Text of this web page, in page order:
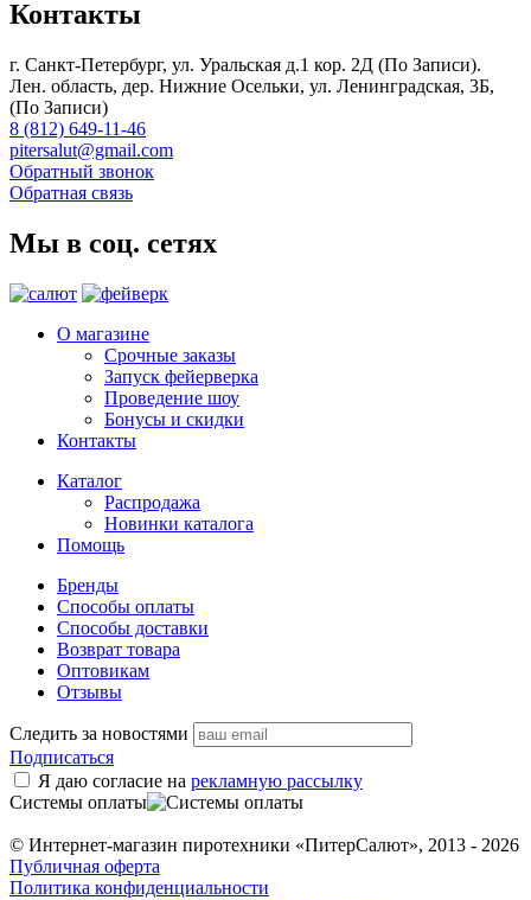
Контакты
г. Санкт-Петербург, ул. Уральская д.1 кор. 2Д (По Записи).
Лен. область, дер. Нижние Осельки, ул. Ленинградская, 3Б,
(По Записи)
8 (812) 649-11-46
pitersalut@gmail.com
Обратный звонок
Обратная связь
Мы в соц. сетях
О магазине
Срочные заказы
Запуск фейерверка
Проведение шоу
Бонусы и скидки
Контакты
Каталог
Распродажа
Новинки каталога
Помощь
Бренды
Способы оплаты
Способы доставки
Возврат товара
Оптовикам
Отзывы
Следить за новостями
Подписаться
Я даю согласие на рекламную рассылку
Системы оплаты
© Интернет-магазин пиротехники «ПитерСалют», 2013 - 2026
Публичная оферта
Политика конфиденциальности